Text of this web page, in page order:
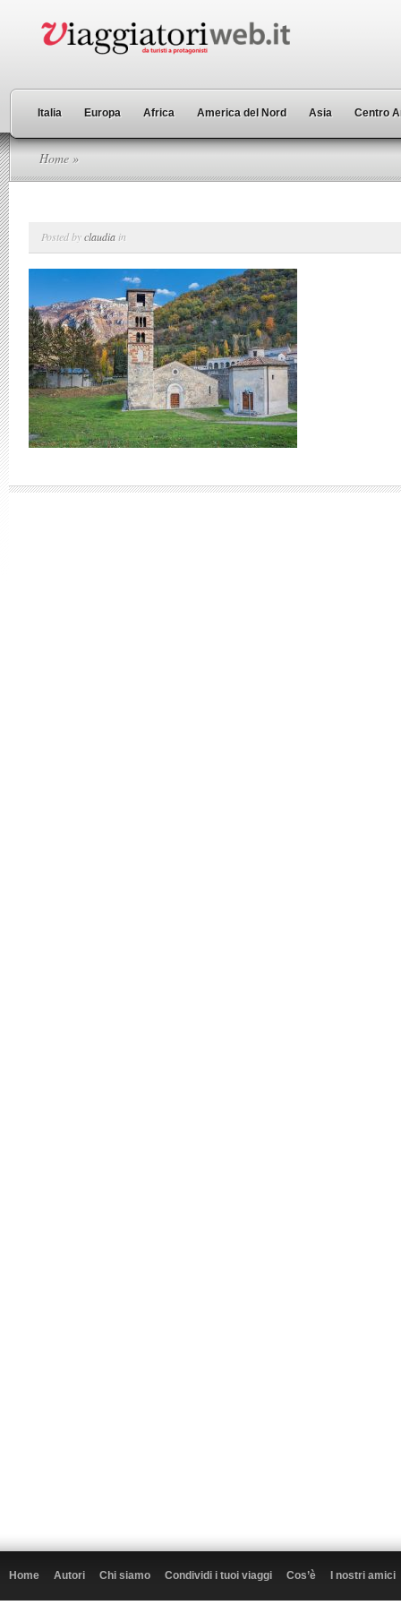
Italia Europa Africa America del Nord Asia Centro
Home »
Posted byclaudia in
Home Autori Chi siamo Condividi i tuoi viaggi Cos’è I nostri amici